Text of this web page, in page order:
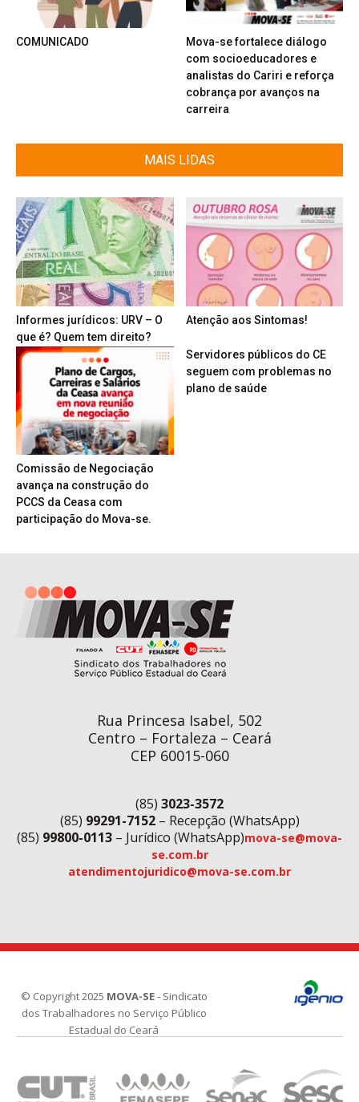
COMUNICADO
Mova-se fortalece diálogo
com socioeducadores e
analistas do Cariri e reforça
cobrança por avanços na
carreira
MAIS LIDAS
Informes jurídicos: URV – O
que é? Quem tem direito?
Atenção aos Sintomas!
Comissão de Negociação
avança na construção do
PCCS da Ceasa com
participação do Mova-se.
Servidores públicos do CE
seguem com problemas no
plano de saúde
Rua Princesa Isabel, 502
Centro – Fortaleza – Ceará
CEP 60015-060
(85) 3023-3572
(85) 99291-7152– Recepção (WhatsApp)
(85) 99800-0113 – Jurídico (WhatsApp)mova-se@mova-
se.com.br
atendimentojuridico@mova-se.com.br
© Copyright 2025 MOVA-SE- Sindicato
dos Trabalhadores no Serviço Público
Estadual do Ceará